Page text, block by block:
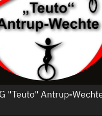
"Teuto" Antrup-